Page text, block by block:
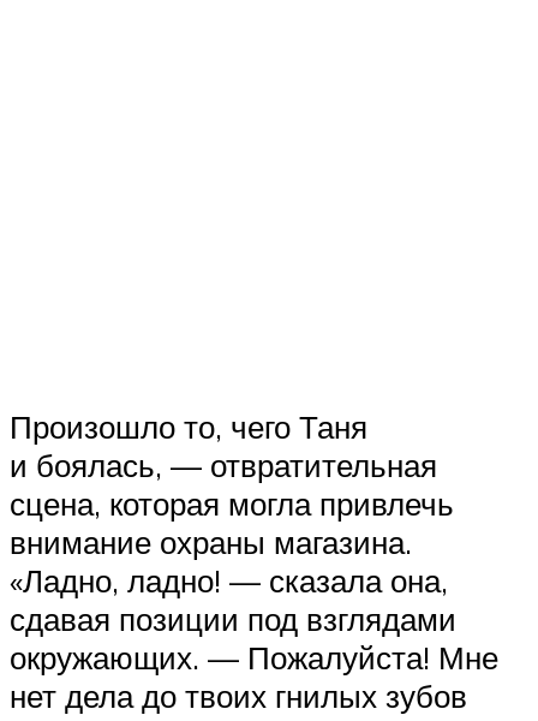
Произошло то, чего Таня
и боялась, — отвратительная
сцена, которая могла привлечь
внимание охраны магазина.
«Ладно, ладно! — сказала она,
сдавая позиции под взглядами
окружающих. — Пожалуйста! Мне
нет дела до твоих гнилых зубов